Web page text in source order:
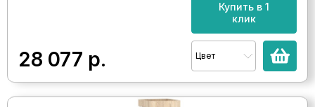
28 077 р.
Купить в 1
клик
Цвет